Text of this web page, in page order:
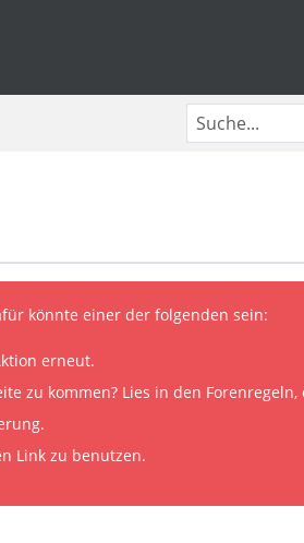
könnte einer der folgenden sein:
erneut.
zu kommen? Lies in den
Link zu benutzen.